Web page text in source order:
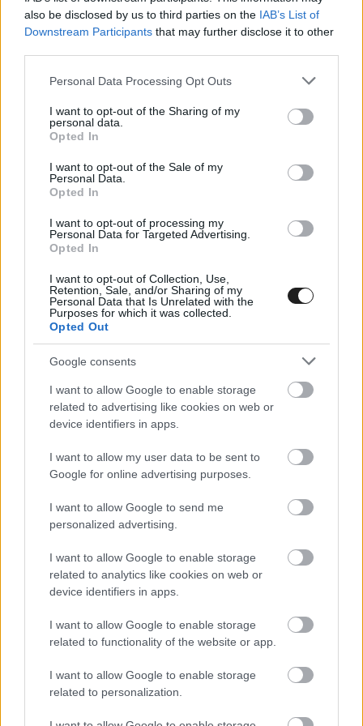
also be disclosed by us to third parties on the IAB’s List of
Downstream Participants that may further disclose it to other
Please note that this website/app uses one or more Google
not limited to your visit or usage behaviour. You may click to
grant or deny consent to Google and its third-party tags to
use your data for below specified purposes in below Google
consent section.
Personal Data Processing Opt Outs
I want to opt-out of the Sharing of my
personal data.
Opted In
I want to opt-out of the Sale of my
Personal Data.
Opted In
I want to opt-out of processing my
Personal Data for Targeted Advertising.
Opted In
I want to opt-out of Collection, Use,
Retention, Sale, and/or Sharing of my
Personal Data that Is Unrelated with the
Purposes for which it was collected.
Opted Out
Google consents
I want to allow Google to enable storage
related to advertising like cookies on web or
device identifiers in apps.
I want to allow my user data to be sent to
Google for online advertising purposes.
I want to allow Google to send me
personalized advertising.
I want to allow Google to enable storage
related to analytics like cookies on web or
device identifiers in apps.
I want to allow Google to enable storage
related to functionality of the website or app.
I want to allow Google to enable storage
related to personalization.
2001 óta először nézte úgy a Daytona 500-at, hogy csapata
nem volt jelen a pályán. Az IndyCar Series 2021-es szezonja
viszont már a nyakunkon van, és Ganassi úgy véli, hogy a
NASCAR csapat megszűnésének következtében a
IndyCar programmal, a Cadillac két [&hellip;]
INDYCAR / 2022. FEBR. 16.
Pagenaud vezetésével Meyer
Shank 1-2 a Sebringi teszt második
napján
A Meyer Shank Racing-Honda versenyzője, Simon Pagenaud
nyerte a Sebrinig tesztelés utolsó napját, csapattársa, Helio
Castroneves előtt. Az egykori Penske-pilóta 52,11
másodperces idővel volt a leggyorsabb, és ezzel épphogy
hónapban megnyerte a Daytonai 24 órás versenyt.
Castroneves viszont csak néhány századdal volt gyorsabb,
mint a Chip Ganassi Racing-Honda [&hellip;]
CAUTION / 2022. FEBR. 5.
„Ki gondolta volna, hogy két
Kaliforniai így tud menni a hóban”
– Johnson
A kaliforniai napsütés láthatóan jól felkészítette Jimmie
Johnsont és Colton Hertát a havas útviszonyokra, a USA duója
második lett a Race of Champions nemzetek kupáján. Johnson
és csapattársa, Colton Herta &#8211; aki az utolsó pillanatban
ugrott be a sérült Travis Pastrana helyére -, a norvég apa-fiú
[&hellip;]